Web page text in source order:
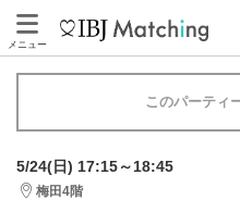
メニュー
このパーティ
5/24(日) 17:15～18:45
梅田4階